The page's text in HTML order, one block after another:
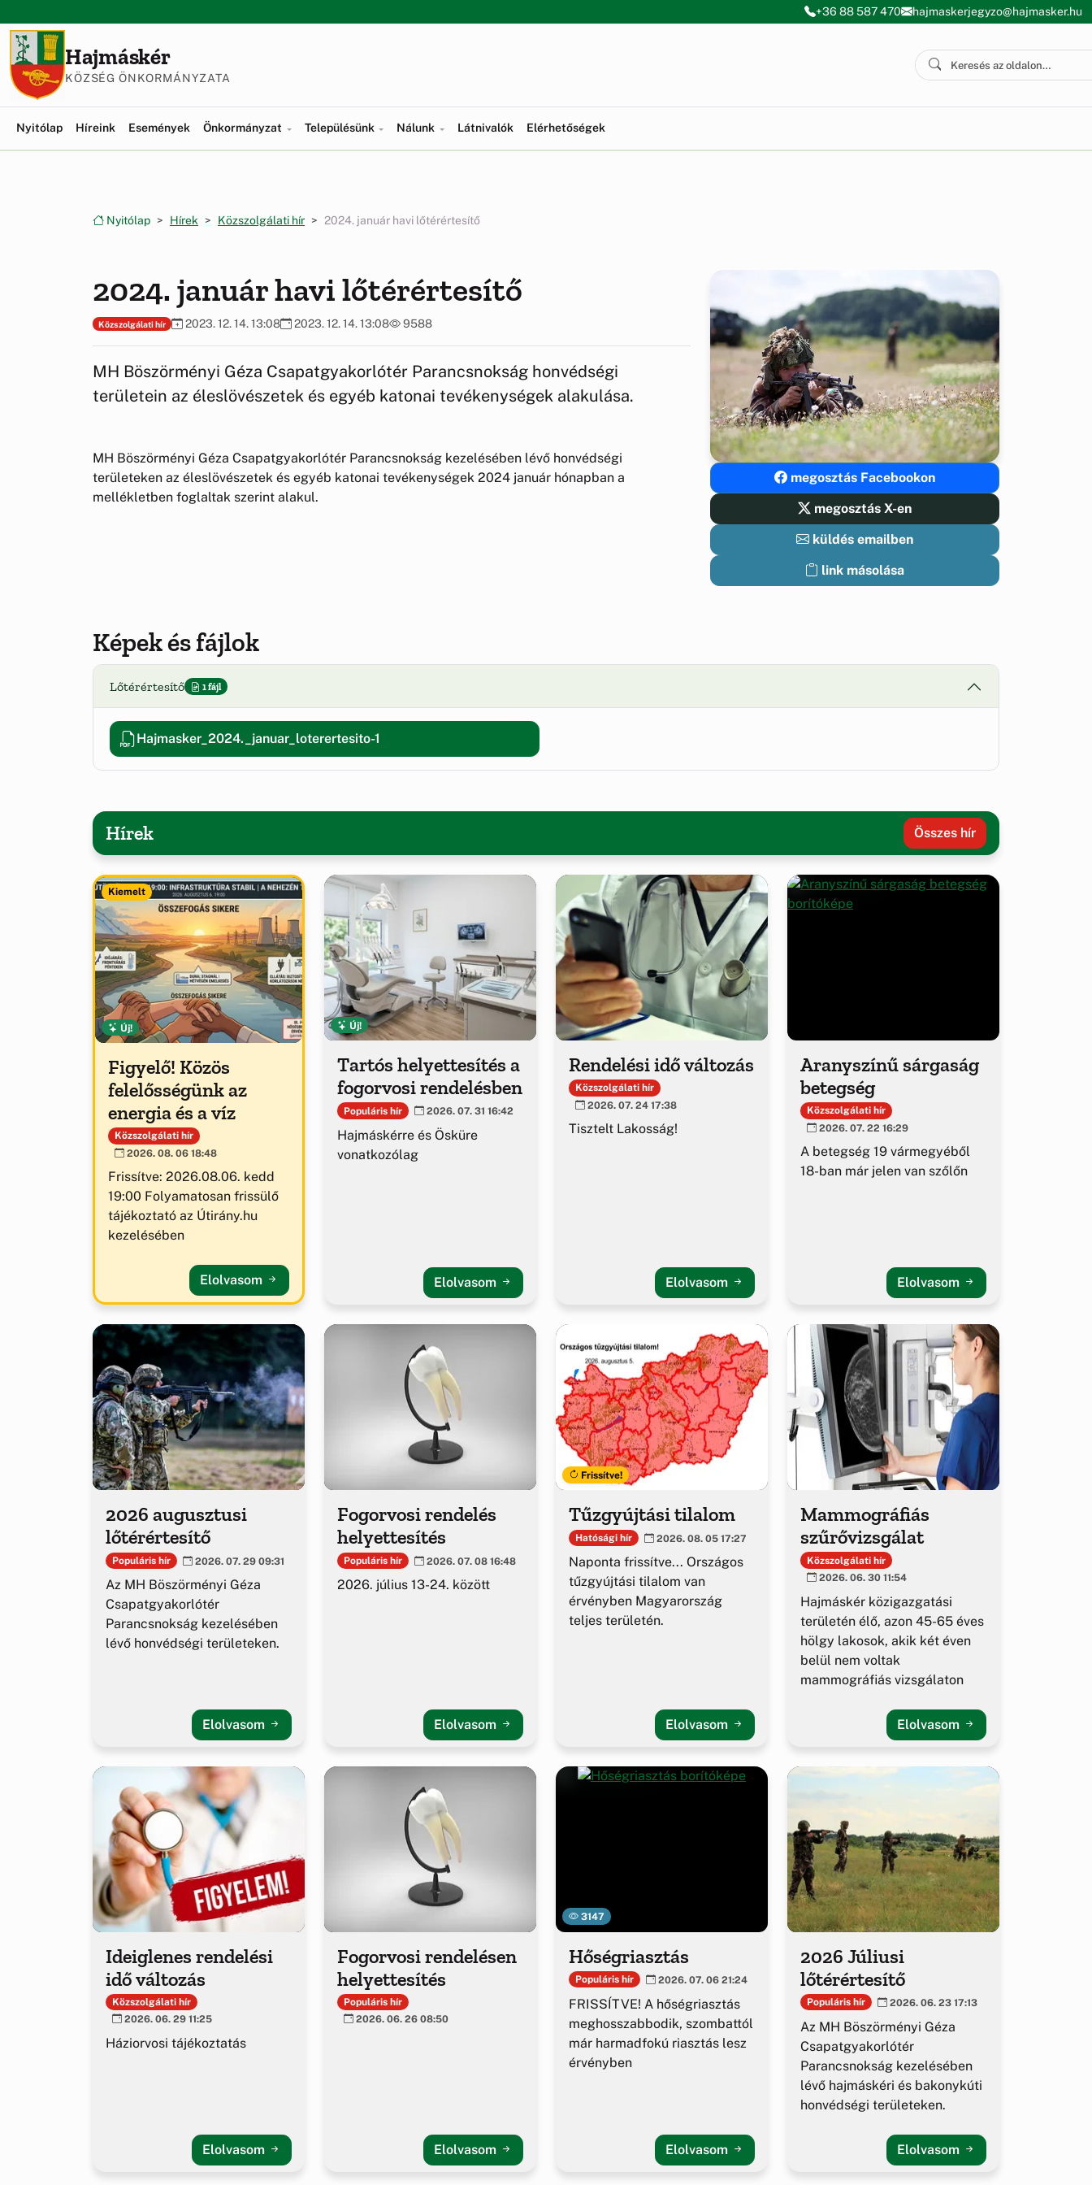
+36 88 587 470 hajmaskerjegyzo@hajmasker.hu
Hajmáskér
KÖZSÉG ÖNKORMÁNYZATA
Nyitólap Híreink Események Önkormányzat Településünk Nálunk Látnivalók Elérhetőségek
Nyitólap Hírek Közszolgálati hír 2024. január havi lőtérértesítő
2024. január havi lőtérértesítő
Közszolgálati hír 2023. 12. 14. 13:08 2023. 12. 14. 13:08 9588
MH Böszörményi Géza Csapatgyakorlótér Parancsnokság honvédségi
területein az éleslövészetek és egyéb katonai tevékenységek alakulása.
MH Böszörményi Géza Csapatgyakorlótér Parancsnokság kezelésében lévő honvédségi
területeken az éleslövészetek és egyéb katonai tevékenységek 2024 január hónapban a
mellékletben foglaltak szerint alakul.
megosztás Facebookon
megosztás X-en
küldés emailben
link másolása
Képek és fájlok
Lőtérértesítő 1 fájl
Hajmasker_2024._januar_loterertesito-1
Hírek Összes hír
Kiemelt
Új!
Figyelő! Közös
felelősségünk az
energia és a víz
Közszolgálati hír
2026. 08. 06 18:48
Frissítve: 2026.08.06. kedd
19:00 Folyamatosan frissülő
tájékoztató az Útirány.hu
kezelésében
Elolvasom
Új!
Tartós helyettesítés a
fogorvosi rendelésben
Populáris hír 2026. 07. 31 16:42
Hajmáskérre és Ösküre
vonatkozólag
Elolvasom
Rendelési idő változás
Közszolgálati hír
2026. 07. 24 17:38
Tisztelt Lakosság!
Elolvasom
Aranyszínű sárgaság
betegség
Közszolgálati hír
2026. 07. 22 16:29
A betegség 19 vármegyéből
18-ban már jelen van szőlőn
Elolvasom
2026 augusztusi
lőtérértesítő
Populáris hír 2026. 07. 29 09:31
Az MH Böszörményi Géza
Csapatgyakorlótér
Parancsnokság kezelésében
lévő honvédségi területeken.
Elolvasom
Fogorvosi rendelés
helyettesítés
Populáris hír 2026. 07. 08 16:48
2026. július 13-24. között
Elolvasom
Frissítve!
Tűzgyújtási tilalom
Hatósági hír 2026. 08. 05 17:27
Naponta frissítve... Országos
tűzgyújtási tilalom van
érvényben Magyarország
teljes területén.
Elolvasom
Mammográfiás
szűrővizsgálat
Közszolgálati hír
2026. 06. 30 11:54
Hajmáskér közigazgatási
területén élő, azon 45-65 éves
hölgy lakosok, akik két éven
belül nem voltak
mammográfiás vizsgálaton
Elolvasom
Ideiglenes rendelési
idő változás
Közszolgálati hír
2026. 06. 29 11:25
Háziorvosi tájékoztatás
Elolvasom
Fogorvosi rendelésen
helyettesítés
Populáris hír
2026. 06. 26 08:50
Elolvasom
3147
Hőségriasztás
Populáris hír 2026. 07. 06 21:24
FRISSÍTVE! A hőségriasztás
meghosszabbodik, szombattól
már harmadfokú riasztás lesz
érvényben
Elolvasom
2026 Júliusi
lőtérértesítő
Populáris hír 2026. 06. 23 17:13
Az MH Böszörményi Géza
Csapatgyakorlótér
Parancsnokság kezelésében
lévő hajmáskéri és bakonykúti
honvédségi területeken.
Elolvasom